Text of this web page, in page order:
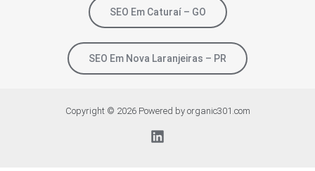
SEO Em Caturaí – GO
SEO Em Nova Laranjeiras – PR
Copyright © 2026 Powered by organic301.com